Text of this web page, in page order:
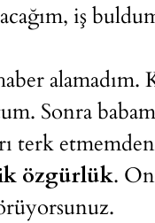
iş
alamadım.
Sonra
terk
özgürlük.